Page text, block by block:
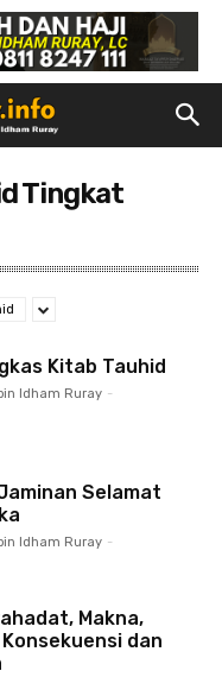
Tingkat
Kitab Tauhid
Idham Ruray -
Selamat
Idham Ruray -
Makna,
dan